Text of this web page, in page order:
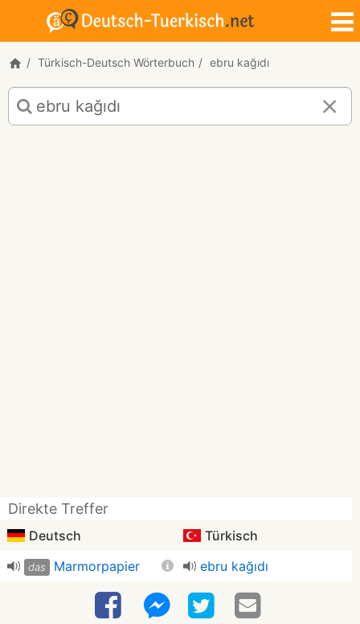
Türkisch-Deutsch Wörterbuch ebru kağıdı
Türkisch-
Deutsch
Übersetzung
Direkte Treffer
Deutsch Türkisch
das Marmorpapier ebru kağıdı